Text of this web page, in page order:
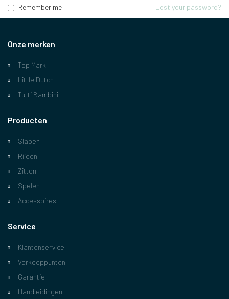
Lost your password?
Remember me
Onze merken
Top Mark
Little Dutch
Tutti Bambini
Producten
Slapen
Rijden
Zitten
Spelen
Accessoires
Service
Klantenservice
Verkooppunten
Garantie
Handleidingen